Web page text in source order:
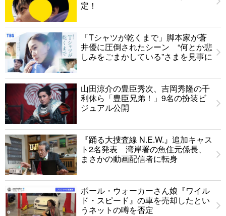
定！
「Tシャツが乾くまで」脚本家が蒼
井優に圧倒されたシーン “何とか悲
しみをごまかしている”さまを見事に
山田涼介の豊臣秀次、吉岡秀隆の千
利休ら「豊臣兄弟！」9名の扮装ビ
ジュアル公開
『踊る大捜査線 N.E.W.』追加キャス
ト2名発表 湾岸署の魚住元係長、
まさかの動画配信者に転身
ポール・ウォーカーさん娘『ワイル
ド・スピード』の車を売却したとい
うネットの噂を否定